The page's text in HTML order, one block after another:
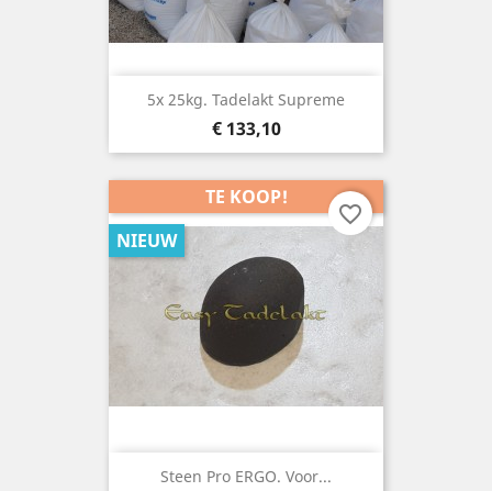
5x 25kg. Tadelakt Supreme
Prijs
€ 133,10
Steen Pro ERGO. Voor...
TE KOOP!
NIEUW
favorite_border